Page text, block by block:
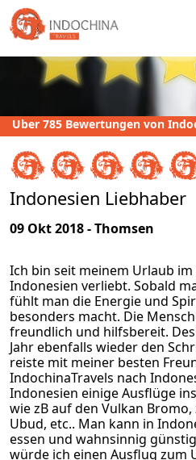
Uber 785 Bewertungen von
Indonesien Liebhaber
09 Okt 2018 - Thomsen
Ich bin seit meinem Urlaub
Indonesien verliebt. Sobald
fühlt man die Energie und
besonders macht. Die
freundlich und hilfsbereit.
Jahr ebenfalls wieder den
reiste mit meiner besten
IndochinaTravels nach
Indonesien einige Ausflüge
wie zB auf den Vulkan
Ubud, etc.. Man kann in
essen und wahnsinnig
würde ich einen Ausflug zum